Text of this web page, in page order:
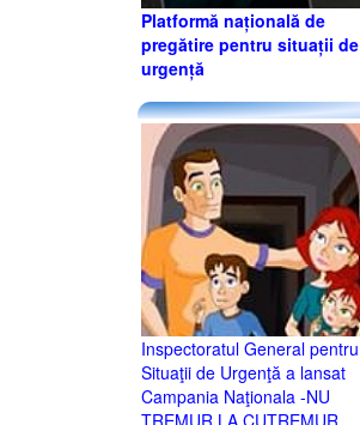
Platformă națională de
pregătire pentru situații de
urgență
Inspectoratul General pentru
Situaţii de Urgenţă a lansat
Campania Naţionala -NU